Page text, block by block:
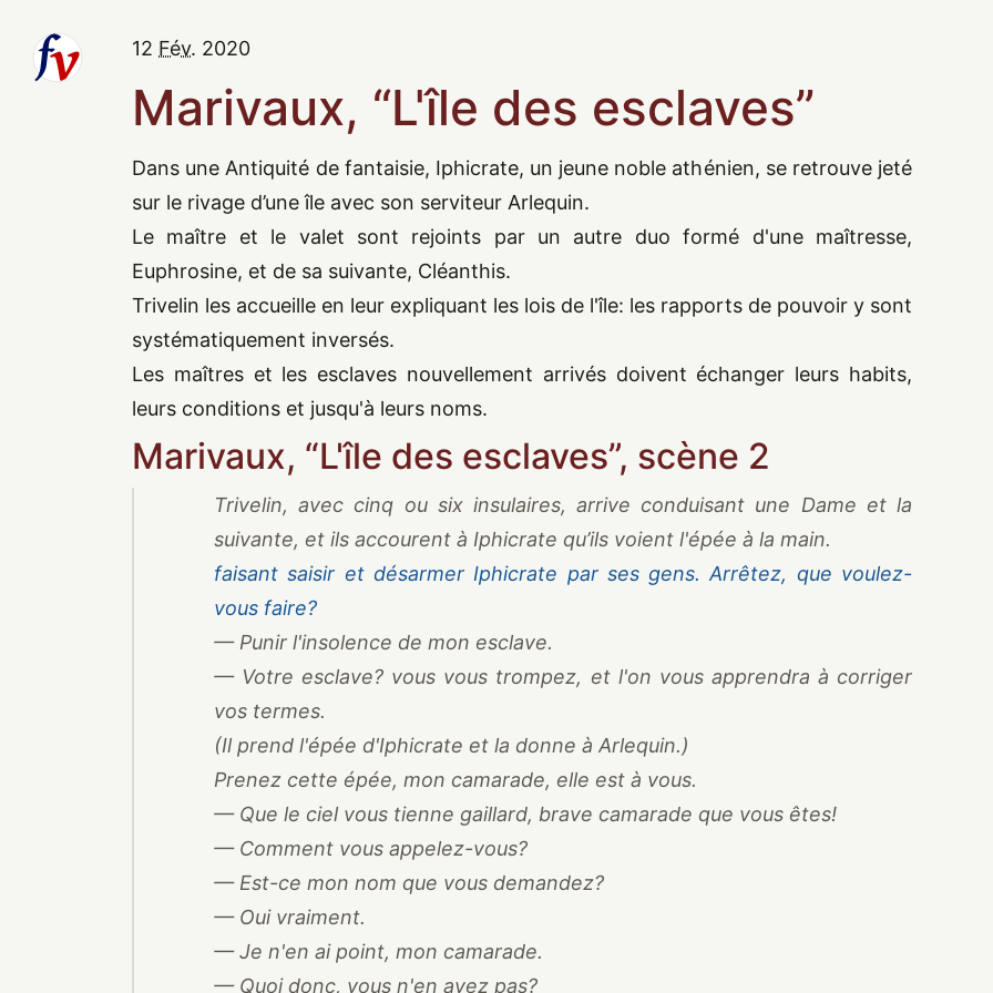
12 Fév. 2020
Marivaux, “L'île des esclaves”
Dans une Antiquité de fantaisie, Iphicrate, un jeune noble athénien, se retrouve jeté
sur le rivage d’une île avec son serviteur Arlequin.
Le maître et le valet sont rejoints par un autre duo formé d'une maîtresse,
Euphrosine, et de sa suivante, Cléanthis.
Trivelin les accueille en leur expliquant les lois de l'île: les rapports de pouvoir y sont
systématiquement inversés.
Les maîtres et les esclaves nouvellement arrivés doivent échanger leurs habits,
leurs conditions et jusqu'à leurs noms.
Marivaux, “L'île des esclaves”, scène 2
Trivelin, avec cinq ou six insulaires, arrive conduisant une Dame et la
suivante, et ils accourent à Iphicrate qu’ils voient l'épée à la main.
faisant saisir et désarmer Iphicrate par ses gens. Arrêtez, que voulez-
vous faire?
— Punir l'insolence de mon esclave.
— Votre esclave? vous vous trompez, et l'on vous apprendra à corriger
vos termes.
(Il prend l'épée d'Iphicrate et la donne à Arlequin.)
Prenez cette épée, mon camarade, elle est à vous.
— Que le ciel vous tienne gaillard, brave camarade que vous êtes!
— Comment vous appelez-vous?
— Est-ce mon nom que vous demandez?
— Oui vraiment.
— Je n'en ai point, mon camarade.
— Quoi donc, vous n'en avez pas?